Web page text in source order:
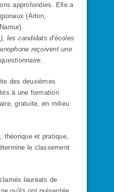
approfondies. Elle a
(Arlon,
les candidats d'écoles
reçoivent une
des deuxièmes
à une formation
gratuite, en milieu
, théorique et pratique,
le classement
lauréats de